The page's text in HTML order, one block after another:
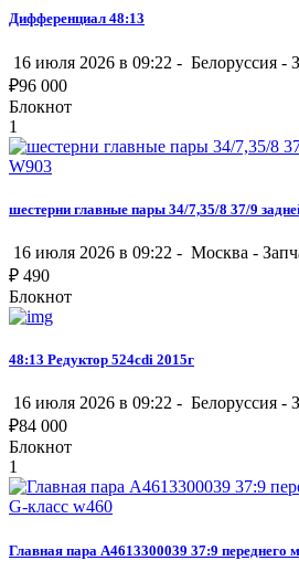
Дифференциал 48:13
16 июля 2026 в 09:22 - Белоруссия -
₽96 000
Блокнот
1
шестерни главные пары 34/7,35/8 37/9
16 июля 2026 в 09:22 - Москва -
₽ 490
Блокнот
48:13 Редуктор 524cdi 2015г
16 июля 2026 в 09:22 - Белоруссия -
₽84 000
Блокнот
1
Главная пара A4613300039 37:9 переднего